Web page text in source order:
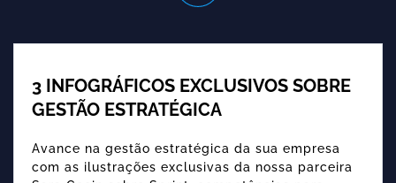
3 INFOGRÁFICOS EXCLUSIVOS SOBRE
GESTÃO ESTRATÉGICA
Avance na gestão estratégica da sua empresa
com as ilustrações exclusivas da nossa parceira